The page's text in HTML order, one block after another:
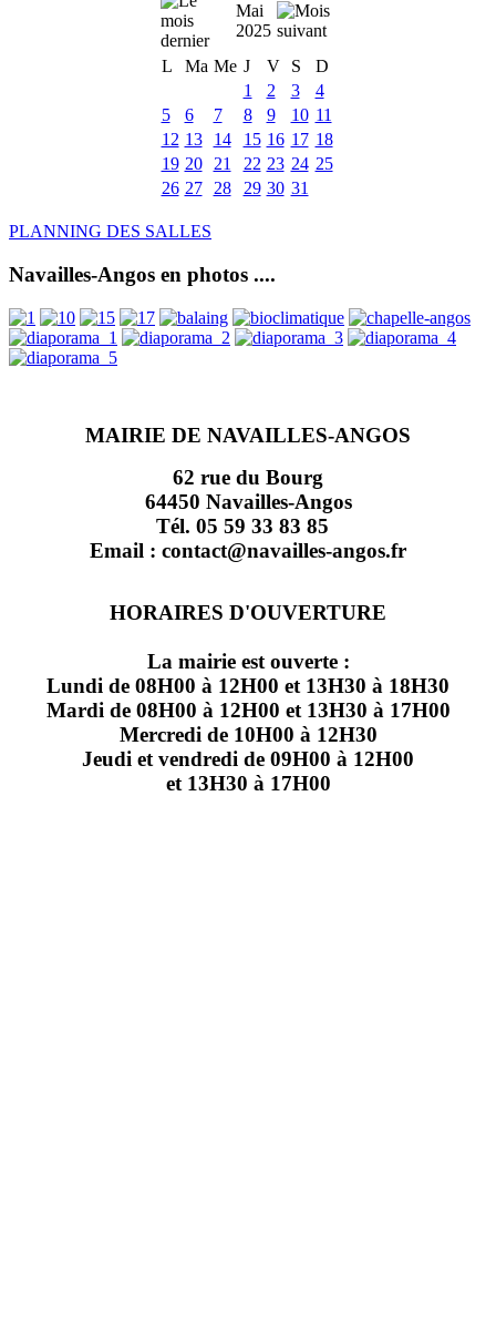
Mai
2025
L
Ma Me J V S
D
1
2 3
4
5
6 7 8 9 10 11
12 13 14 15 16 17 18
19 20 21 22 23 24 25
26 27 28 29 30 31
PLANNING DES SALLES
Navailles-Angos en photos ....
MAIRIE DE NAVAILLES-ANGOS
62 rue du Bourg
64450 Navailles-Angos
Tél. 05 59 33 83 85
Email : contact@navailles-angos.fr
HORAIRES D'OUVERTURE
La mairie est ouverte :
Lundi de 08H00 à 12H00 et 13H30 à 18H30
Mardi de 08H00 à 12H00 et 13H30 à 17H00
Mercredi de 10H00 à 12H30
Jeudi et vendredi de 09H00 à 12H00
et 13H30 à 17H00